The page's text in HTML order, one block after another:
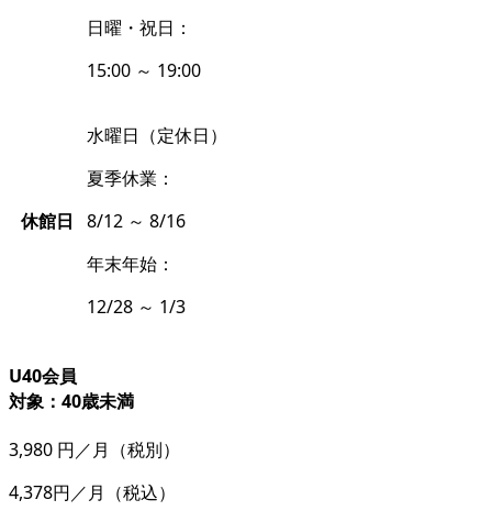
日曜・祝日：
15:00 ～ 19:00
休館日
水曜日（定休日）
夏季休業：
8/12 ～ 8/16
年末年始：
12/28 ～ 1/3
U40会員
対象：40歳未満
3,980 円／月 （税別）
4,378円／月 （税込）